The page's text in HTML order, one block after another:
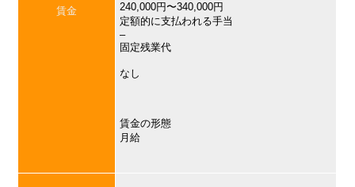
賃金
240,000円〜340,000円
定額的に支払われる手当
–
固定残業代
なし
賃金の形態
月給